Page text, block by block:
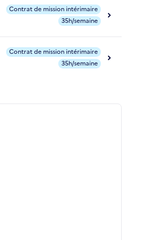
Contrat de mission intérimaire
35h/semaine
Contrat de mission intérimaire
35h/semaine